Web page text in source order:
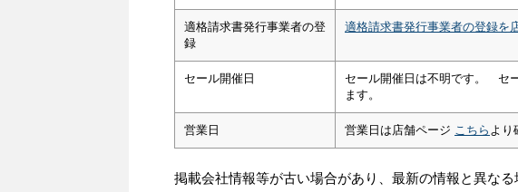
適格請求書発行事業者の登
録
適格請求書発行事業者の登録を
セール開催日 セール開催日は不明です。 セ
ます。
営業日 営業日は店舗ページ こちら より
掲載会社情報等が古い場合があり、最新の情報と異なる